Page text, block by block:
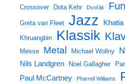
Crossover Dota Kehr Dvořák
Greta van Fleet Jazz
Khruangbin Klassik
Messe
Metal Michael Wollny
Nils Landgren Noel Gallagher
Paul McCartney Pharrell Williams